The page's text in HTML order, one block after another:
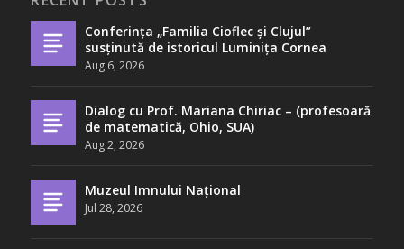
Conferința „Familia Cioflec și Clujul”
susținută de istoricul Luminița Cornea
Aug 6, 2026
Dialog cu Prof. Mariana Chiriac – (profesoară
de matematică, Ohio, SUA)
Aug 2, 2026
Muzeul Imnului Național
Jul 28, 2026